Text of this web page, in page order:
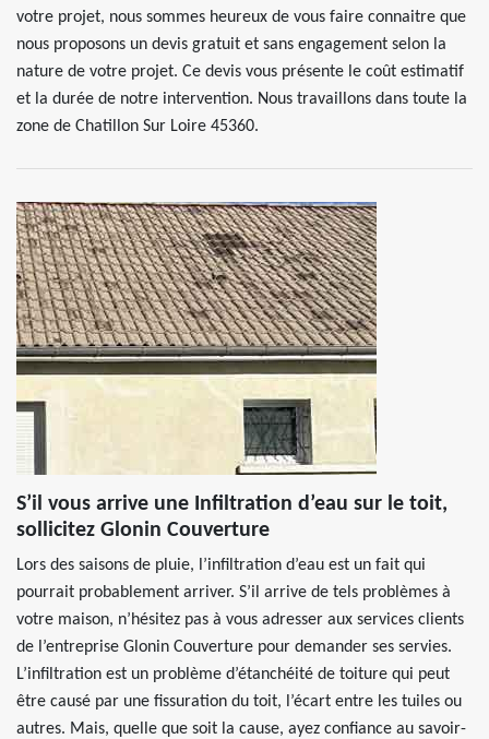
votre projet, nous sommes heureux de vous faire connaitre que
nous proposons un devis gratuit et sans engagement selon la
nature de votre projet. Ce devis vous présente le coût estimatif
et la durée de notre intervention. Nous travaillons dans toute la
zone de Chatillon Sur Loire 45360.
S’il vous arrive une Infiltration d’eau sur le toit,
sollicitez Glonin Couverture
Lors des saisons de pluie, l’infiltration d’eau est un fait qui
pourrait probablement arriver. S’il arrive de tels problèmes à
votre maison, n’hésitez pas à vous adresser aux services clients
de l’entreprise Glonin Couverture pour demander ses servies.
L’infiltration est un problème d’étanchéité de toiture qui peut
être causé par une fissuration du toit, l’écart entre les tuiles ou
autres. Mais, quelle que soit la cause, ayez confiance au savoir-